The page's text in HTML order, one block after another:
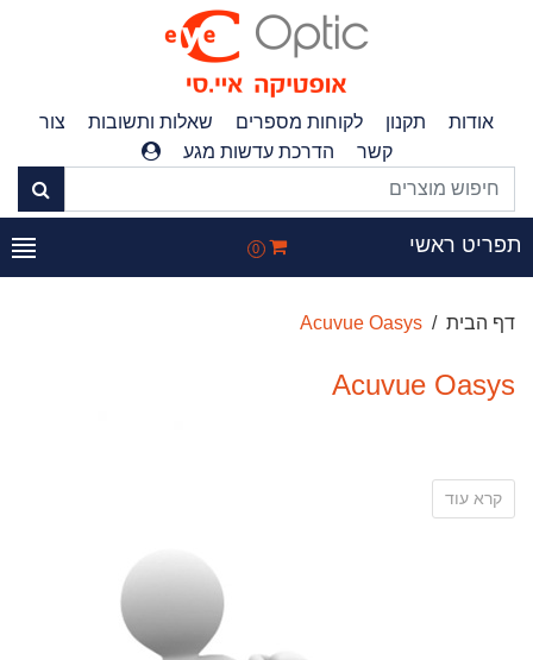
אודות תקנון לקוחות מספרים שאלות ותשובות
צור
קשר
הדרכת עדשות מגע
תפריט ראשי 0
דף הבית Acuvue Oasys
Acuvue Oasys
קרא עוד